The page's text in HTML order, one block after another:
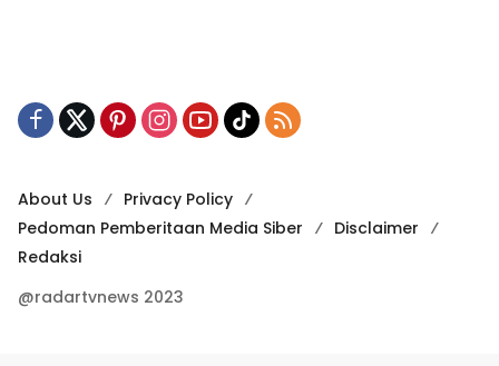
About Us
Privacy Policy
Pedoman Pemberitaan Media Siber
Disclaimer
Redaksi
@radartvnews 2023